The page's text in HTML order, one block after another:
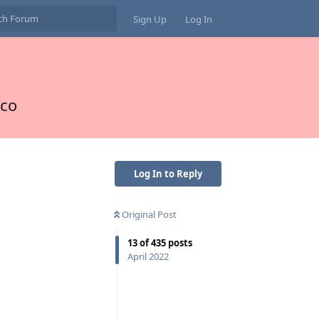
Sign Up Log In
Log In to Reply
Original Post
13of435 posts
April 2022